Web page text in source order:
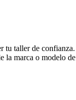
tu taller de confianza.
la marca o modelo